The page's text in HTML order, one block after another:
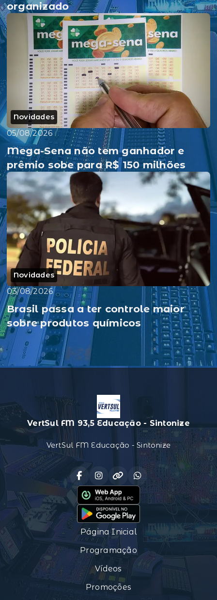
organizado
Novidades
05/08/2026
Mega-Sena não tem ganhador e
prêmio sobe para R$ 150 milhões
Novidades
03/08/2026
Brasil passa a ter controle maior
sobre produtos químicos
VertSul FM 93,5 Educação - Sintonize
VertSul FM Educação - Sintonize
Página Inicial
Programação
Vídeos
Promoções